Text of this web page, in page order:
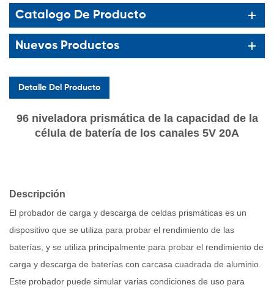
Catalogo De Producto
Nuevos Productos
Detalle Del Producto
96 niveladora prismática de la capacidad de la
célula de batería de los canales 5V 20A
Descripción
El probador de carga y descarga de celdas prismáticas es un
dispositivo que se utiliza para probar el rendimiento de las
baterías, y se utiliza principalmente para probar el rendimiento de
carga y descarga de baterías con carcasa cuadrada de aluminio.
Este probador puede simular varias condiciones de uso para